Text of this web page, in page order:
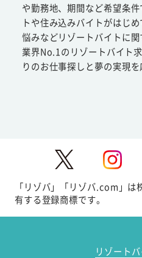
や勤務地、期間など希望条
トや住み込みバイトがはじ
悩みなどリゾートバイトに関
業界No.1のリゾートバイト
りのお仕事探しと夢の実現を
「リゾバ」「リゾバ.com」
有する登録商標です。
リゾート